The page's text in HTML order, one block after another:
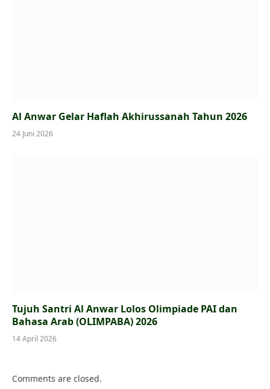
Al Anwar Gelar Haflah Akhirussanah Tahun 2026
24 Juni 2026
Tujuh Santri Al Anwar Lolos Olimpiade PAI dan
Bahasa Arab (OLIMPABA) 2026
14 April 2026
Comments are closed.